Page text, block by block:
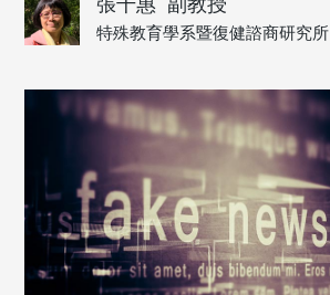
張千惠 副教授
特殊教育學系暨復健諮商研究所